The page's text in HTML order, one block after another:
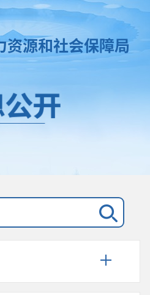
资源和社会保障局